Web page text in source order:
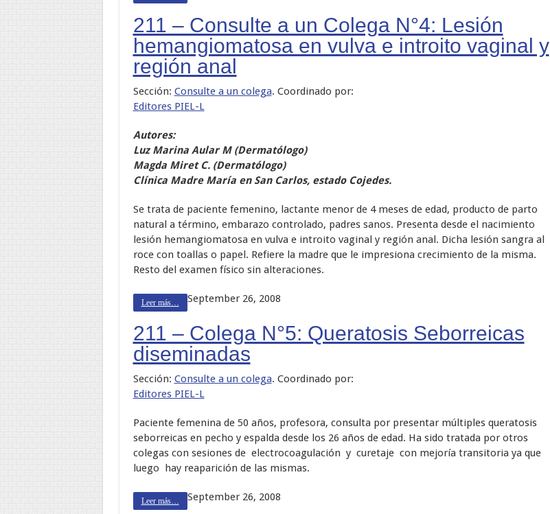
211 – Consulte a un Colega N°4: Lesión
hemangiomatosa en vulva e introito vaginal y
región anal
Sección: Consulte a un colega. Coordinado por:
Editores PIEL-L
Autores:
Luz Marina Aular M (Dermatólogo)
Magda Miret C. (Dermatólogo)
Clínica Madre María en San Carlos, estado Cojedes.
Se trata de paciente femenino, lactante menor de 4 meses de edad, producto de parto
natural a término, embarazo controlado, padres sanos. Presenta desde el nacimiento
lesión hemangiomatosa en vulva e introito vaginal y región anal. Dicha lesión sangra al
roce con toallas o papel. Refiere la madre que le impresiona crecimiento de la misma.
Resto del examen físico sin alteraciones.
Leer más… September 26, 2008
211 – Colega N°5: Queratosis Seborreicas
diseminadas
Sección: Consulte a un colega. Coordinado por:
Editores PIEL-L
Paciente femenina de 50 años, profesora, consulta por presentar múltiples queratosis
seborreicas en pecho y espalda desde los 26 años de edad. Ha sido tratada por otros
colegas con sesiones de electrocoagulación y curetaje con mejoría transitoria ya que
luego hay reaparición de las mismas.
Leer más… September 26, 2008